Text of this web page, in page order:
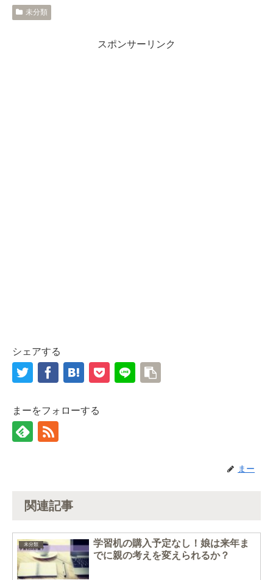
未分類
スポンサーリンク
シェアする
まーをフォローする
まー
関連記事
未分類
学習机の購入予定なし！娘は来年ま
でに親の考えを変えられるか？